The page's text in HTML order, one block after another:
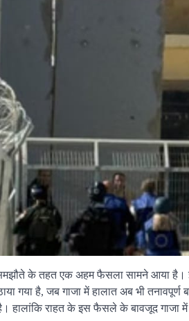
के तहत एक अहम फैसला सामने आया है।
है, जब गाजा में हालात अब भी तनावपूर्ण
हालांकि राहत के इस फैसले के बावजूद गाजा में